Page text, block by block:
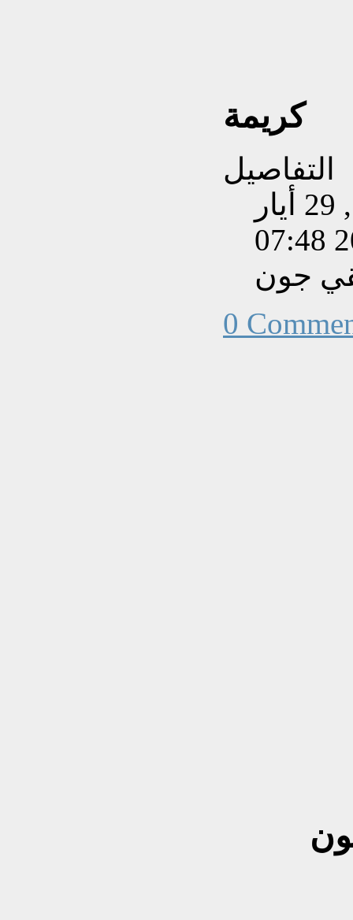
كريمة
التفاصيل
تم إنشاءه بتاريخ الجمعة, 29 أيار
جون
0